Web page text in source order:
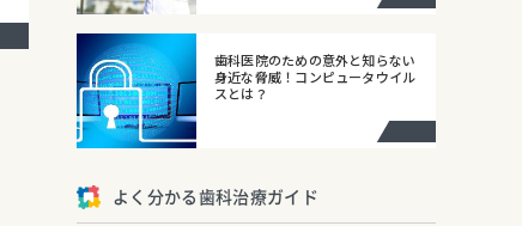
歯科医院のための意外と知らない
身近な脅威！コンピュータウイル
スとは？
よく分かる歯科治療ガイド